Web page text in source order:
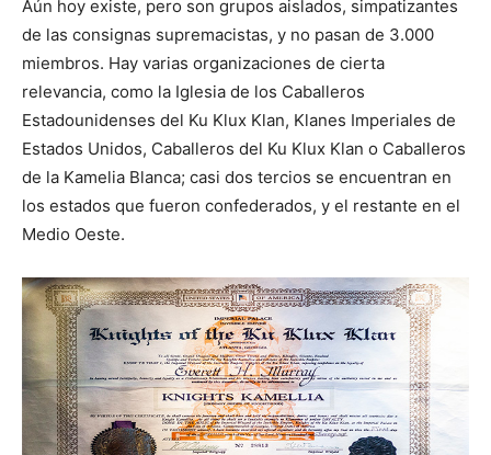
Aún hoy existe, pero son grupos aislados, simpatizantes
de las consignas supremacistas, y no pasan de 3.000
miembros. Hay varias organizaciones de cierta
relevancia, como la Iglesia de los Caballeros
Estadounidenses del Ku Klux Klan, Klanes Imperiales de
Estados Unidos, Caballeros del Ku Klux Klan o Caballeros
de la Kamelia Blanca; casi dos tercios se encuentran en
los estados que fueron confederados, y el restante en el
Medio Oeste.